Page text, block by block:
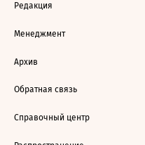
Редакция
Менеджмент
Архив
Обратная связь
Справочный центр